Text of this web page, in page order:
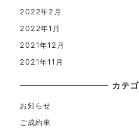
2022年2月
2022年1月
2021年12月
2021年11月
カテ
お知らせ
ご成約車